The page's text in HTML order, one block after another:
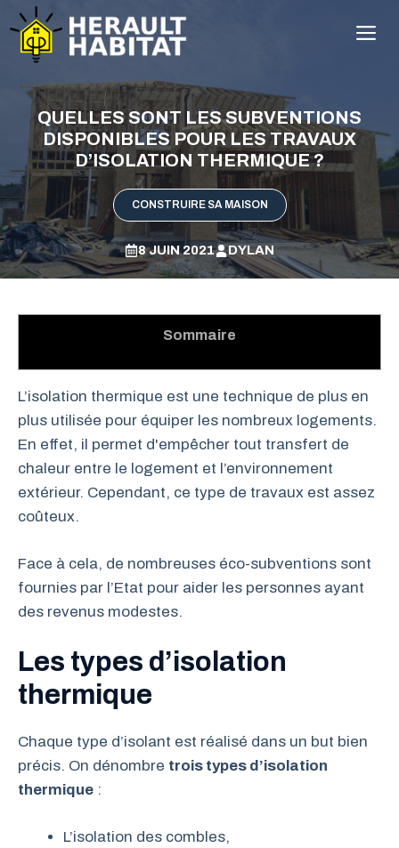
Aller
au
contenu
QUELLES SONT LES SUBVENTIONS
DISPONIBLES POUR LES TRAVAUX
D’ISOLATION THERMIQUE ?
CONSTRUIRE SA MAISON
8 JUIN 2021 DYLAN
Sommaire
L’isolation thermique est une technique de plus en
plus utilisée pour équiper les nombreux logements.
En effet, il permet d'empêcher tout transfert de
chaleur entre le logement et l’environnement
extérieur. Cependant, ce type de travaux est assez
coûteux.
Face à cela, de nombreuses éco-subventions sont
fournies par l’Etat pour aider les personnes ayant
des revenus modestes.
Les types d’isolation
thermique
Chaque type d’isolant est réalisé dans un but bien
précis. On dénombre trois types d’isolation
thermique :
L’isolation des combles,